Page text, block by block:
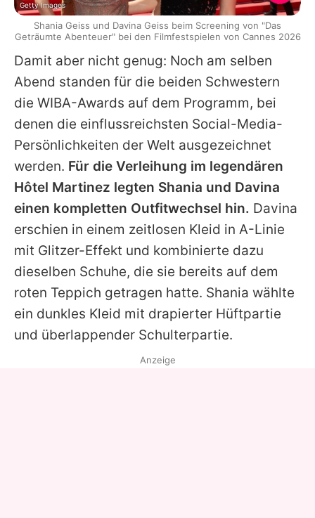
Damit aber nicht genug: Noch am selben
Abend standen für die beiden Schwestern
die WIBA-Awards auf dem Programm, bei
denen die einflussreichsten Social-Media-
Persönlichkeiten der Welt ausgezeichnet
werden. Für die Verleihung im legendären
Hôtel Martinez legten Shania und Davina
einen kompletten Outfitwechsel hin. Davina
erschien in einem zeitlosen Kleid in A-Linie
mit Glitzer-Effekt und kombinierte dazu
dieselben Schuhe, die sie bereits auf dem
roten Teppich getragen hatte. Shania wählte
ein dunkles Kleid mit drapierter Hüftpartie
und überlappender Schulterpartie.
Getty Images
Shania Geiss und Davina Geiss beim Screening von "Das
Geträumte Abenteuer" bei den Filmfestspielen von Cannes 2026
Anzeige